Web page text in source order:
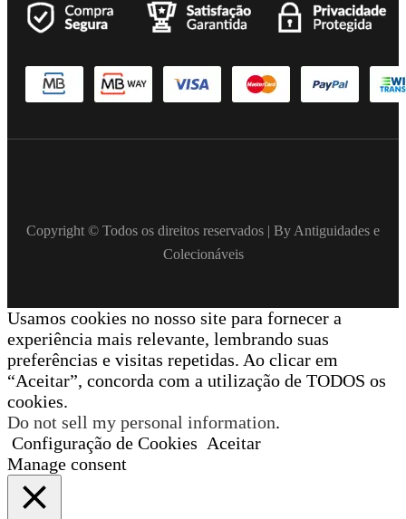
Copyright © Todos os direitos reservados | By Antiguidades e
Colecionáveis
Usamos cookies no nosso site para fornecer a
experiência mais relevante, lembrando suas
preferências e visitas repetidas. Ao clicar em
“Aceitar”, concorda com a utilização de TODOS os
cookies.
Do not sell my personal information.
Configuração de Cookies Aceitar
Manage consent